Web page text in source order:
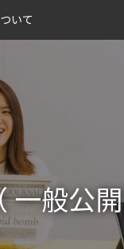
いて
一般公